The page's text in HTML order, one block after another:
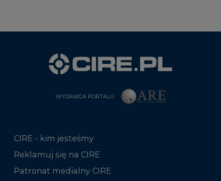
WYDAWCA PORTALU
CIRE - kim jesteśmy
Reklamuj się na CIRE
Patronat medialny CIRE